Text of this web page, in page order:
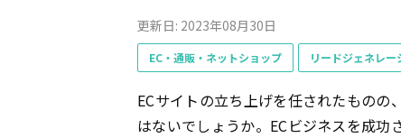
更新日: 2023年08月30日
EC・通販・ネットショップ リードジェネレー
ECサイトの立ち上げを任されたもの
はないでしょうか。ECビジネスを成功